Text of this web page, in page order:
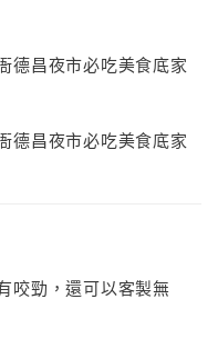
咬勁，還可以客製無